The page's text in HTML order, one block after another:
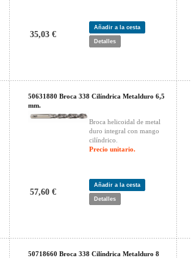
35,03 €
Añadir a la cesta
Detalles
50631880 Broca 338 Cilíndrica Metalduro 6,5
mm.
Broca helicoidal de metal
duro integral con mango
cilíndrico.
Precio unitario.
57,60 €
Añadir a la cesta
Detalles
50718660 Broca 338 Cilíndrica Metalduro 8